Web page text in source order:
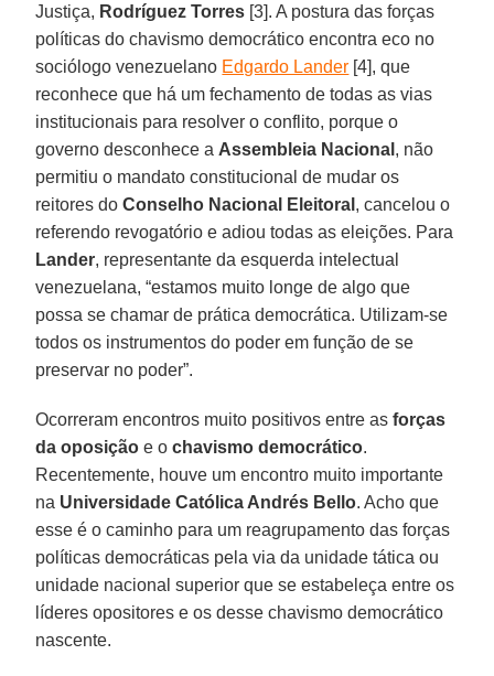
Justiça, Rodríguez Torres [3]. A postura das forças
políticas do chavismo democrático encontra eco no
sociólogo venezuelano Edgardo Lander [4], que
reconhece que há um fechamento de todas as vias
institucionais para resolver o conflito, porque o
governo desconhece a Assembleia Nacional , não
permitiu o mandato constitucional de mudar os
reitores doConselho Nacional Eleitoral , cancelou o
referendo revogatório e adiou todas as eleições. Para
Lander, representante da esquerda intelectual
venezuelana, “estamos muito longe de algo que
possa se chamar de prática democrática. Utilizam-se
todos os instrumentos do poder em função de se
preservar no poder”.
Ocorreram encontros muito positivos entre asforças
da oposição e ochavismo democrático.
Recentemente, houve um encontro muito importante
na Universidade Católica Andrés Bello. Acho que
esse é o caminho para um reagrupamento das forças
políticas democráticas pela via da unidade tática ou
unidade nacional superior que se estabeleça entre os
líderes opositores e os desse chavismo democrático
nascente.